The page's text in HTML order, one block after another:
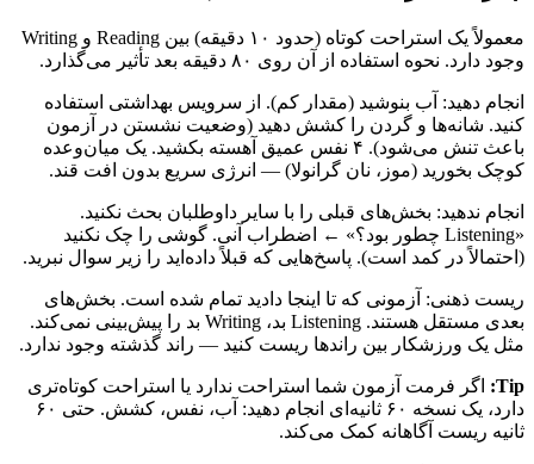
معمولاً یک استراحت کوتاه (حدود ۱۰ دقیقه) بین Reading و Writing
وجود دارد. نحوه استفاده از آن روی ۸۰ دقیقه بعد تأثیر می‌گذارد.
انجام دهید: آب بنوشید (مقدار کم). از سرویس بهداشتی استفاده
کنید. شانه‌ها و گردن را کشش دهید (وضعیت نشستن در آزمون
باعث تنش می‌شود). ۴ نفس عمیق آهسته بکشید. یک میان‌وعده
کوچک بخورید (موز، نان گرانولا) — انرژی سریع بدون افت قند.
انجام ندهید: بخش‌های قبلی را با سایر داوطلبان بحث نکنید.
«Listening چطور بود؟» ← اضطراب آنی. گوشی را چک نکنید
(احتمالاً در کمد است). پاسخ‌هایی که قبلاً داده‌اید را زیر سوال نبرید.
ریست ذهنی: آزمونی که تا اینجا دادید تمام شده است. بخش‌های
بعدی مستقل هستند. Listening بد، Writing بد را پیش‌بینی نمی‌کند.
مثل یک ورزشکار بین راندها ریست کنید — راند گذشته وجود ندارد.
Tip:
اگر فرمت آزمون شما استراحت ندارد یا استراحت کوتاه‌تری
دارد، یک نسخه ۶۰ ثانیه‌ای انجام دهید: آب، نفس، کشش. حتی ۶۰
ثانیه ریست آگاهانه کمک می‌کند.